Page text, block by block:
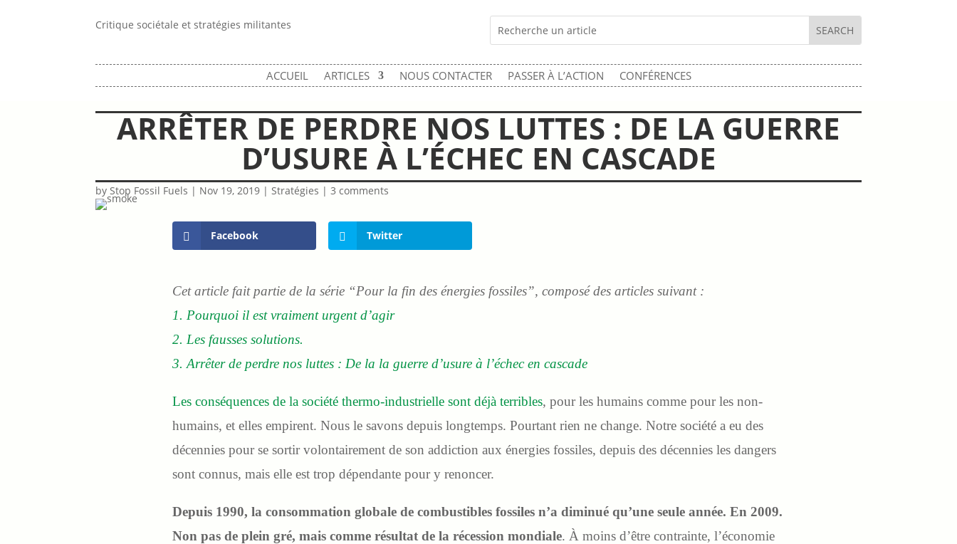
Critique sociétale et stratégies militantes
ACCUEIL ARTICLES NOUS CONTACTER PASSER À L’ACTION CONFÉRENCES
ARRÊTER DE PERDRE NOS LUTTES : DE LA GUERRE
D’USURE À L’ÉCHEC EN CASCADE
byStop Fossil Fuels | Nov 19, 2019 |Stratégies |3 comments
Facebook Twitter
Cet article fait partie de la série “Pour la fin des énergies fossiles”, composé des articles suivant :
1. Pourquoi il est vraiment urgent d’agir
2. Les fausses solutions.
3. Arrêter de perdre nos luttes : De la la guerre d’usure à l’échec en cascade
Les conséquences de la société thermo-industrielle sont déjà terribles, pour les humains comme pour les non-
humains, et elles empirent. Nous le savons depuis longtemps. Pourtant rien ne change. Notre société a eu des
décennies pour se sortir volontairement de son addiction aux énergies fossiles, depuis des décennies les dangers
sont connus, mais elle est trop dépendante pour y renoncer.
Depuis 1990, la consommation globale de combustibles fossiles n’a diminué qu’une seule année. En 2009.
Non pas de plein gré, mais comme résultat de la récession mondiale. À moins d’être contrainte, l’économie